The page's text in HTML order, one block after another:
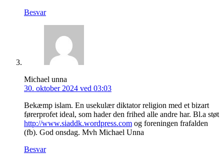
Besvar
Michael unna
30. oktober 2024 ved 03:03
Bekæmp islam. En usekulær diktator religion med et bizart
førerprofet ideal, som hader den frihed alle andre har. Bl.a støt
http://www.siaddk.wordpress.com og foreningen frafalden
(fb). God onsdag. Mvh Michael Unna
Besvar